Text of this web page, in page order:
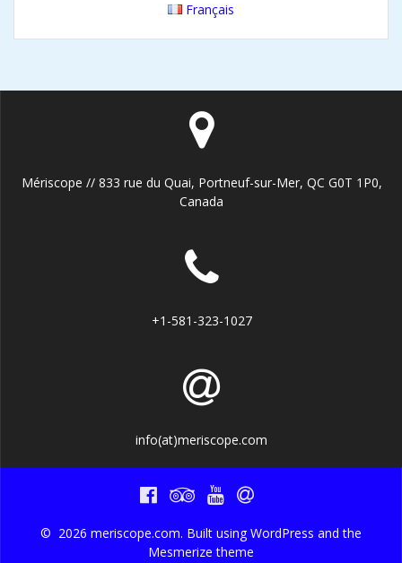
Français
Mériscope // 833 rue du Quai, Portneuf-sur-Mer, QC G0T 1P0,
Canada
+1-581-323-1027
info(at)meriscope.com
© 2026 meriscope.com. Built using WordPress and the
Mesmerize theme